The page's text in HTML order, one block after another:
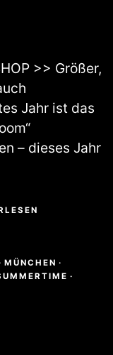
>> Größer,
Jahr ist das
– dieses Jahr
MÜNCHEN ·
·